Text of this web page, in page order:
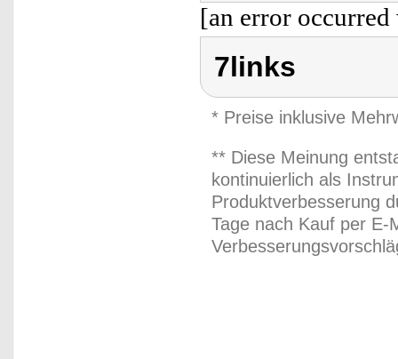
[an error
7links
* Preise inklusive
** Diese Meinung
kontinuierlich als
Produktverbesserung
Tage nach Kauf per E-